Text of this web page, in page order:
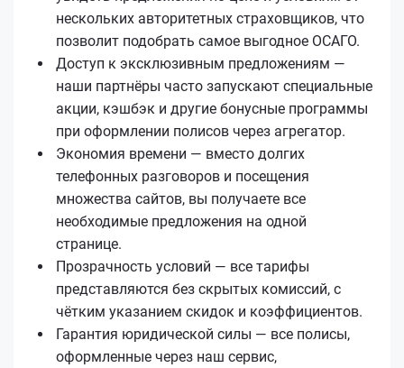
нескольких авторитетных страховщиков, что
позволит подобрать самое выгодное ОСАГО.
Доступ к эксклюзивным предложениям —
наши партнёры часто запускают специальные
акции, кэшбэк и другие бонусные программы
при оформлении полисов через агрегатор.
Экономия времени — вместо долгих
телефонных разговоров и посещения
множества сайтов, вы получаете все
необходимые предложения на одной
странице.
Прозрачность условий — все тарифы
представляются без скрытых комиссий, с
чётким указанием скидок и коэффициентов.
Гарантия юридической силы — все полисы,
оформленные через наш сервис,